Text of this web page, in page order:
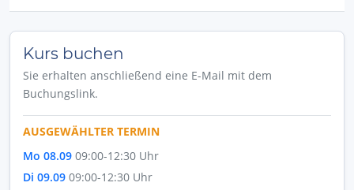
Kurs buchen
Sie erhalten anschließend eine E-Mail mit dem
Buchungslink.
AUSGEWÄHLTER TERMIN
Mo 08.09 09:00-12:30 Uhr
Di 09.09 09:00-12:30 Uhr